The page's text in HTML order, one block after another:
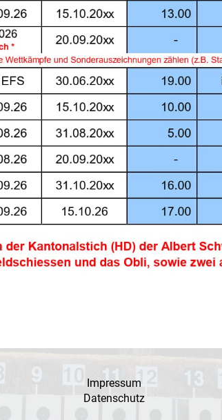
Impressum
Datenschutz